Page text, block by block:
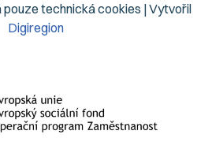
technická cookies | Vytvořil
Digiregion